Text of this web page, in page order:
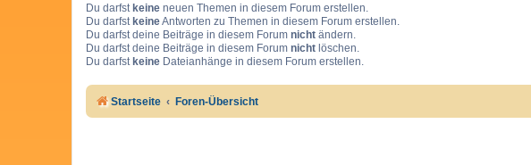
Du darfstkeine neuen Themen in diesem Forum erstellen.
Du darfstkeineAntworten zu Themen in diesem Forum erstellen.
Du darfst deine Beiträge in diesem Forum nicht ändern.
Du darfst deine Beiträge in diesem Forum nicht löschen.
Du darfstkeine Dateianhänge in diesem Forum erstellen.
Startseite Foren-Übersicht